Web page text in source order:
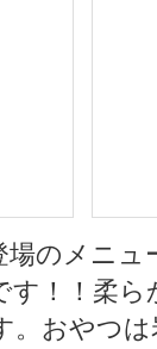
のメニュ
す！！柔
。おやつ